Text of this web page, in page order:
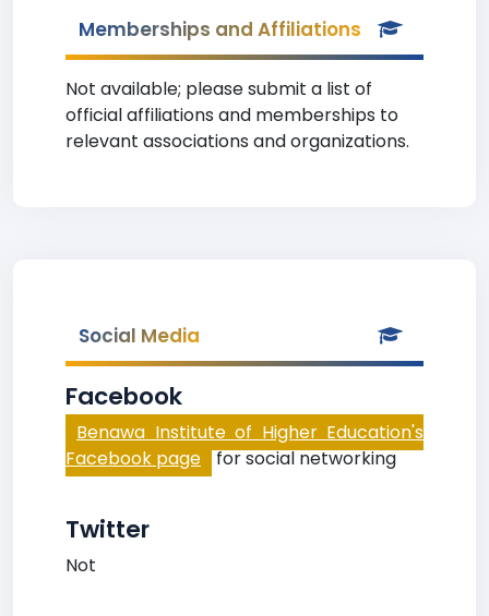
Memberships and Affiliations
Not available; please submit a list of
official affiliations and memberships to
relevant associations and organizations.
Social Media
Facebook
Benawa Institute of Higher Education's
Facebook page for social networking
Twitter
Not